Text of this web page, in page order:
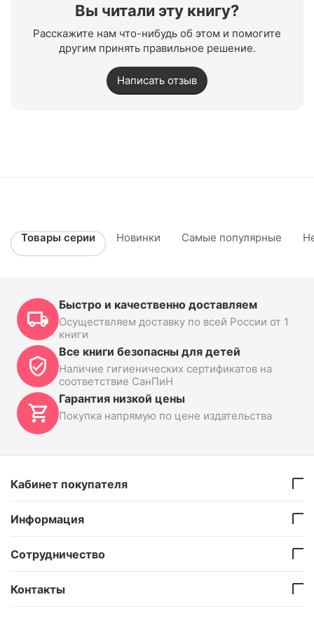
Вы читали эту книгу?
Расскажите нам что-нибудь об этом и помогите
другим принять правильное решение.
Написать отзыв
Товары серии Новинки Самые популярные
Быстро и качественно доставляем
Осуществляем доставку по всей России от 1
книги
Все книги безопасны для детей
Наличие гигиенических сертификатов на
соответствие СанПиН
Гарантия низкой цены
Покупка напрямую по цене издательства
Кабинет покупателя
Информация
Сотрудничество
Контакты